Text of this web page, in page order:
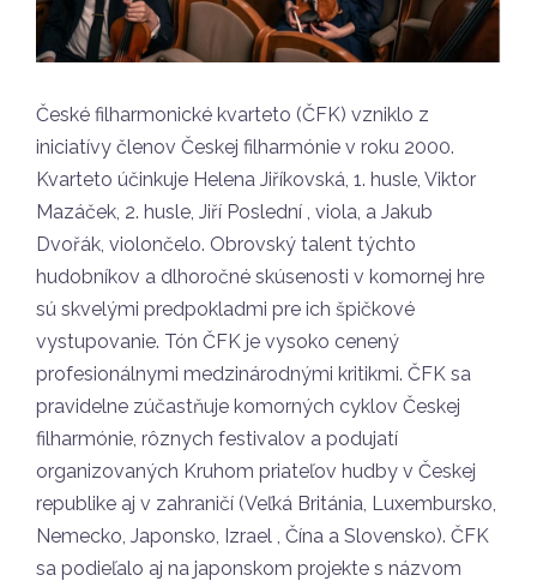
České filharmonické kvarteto (ČFK) vzniklo z
iniciatívy členov Českej filharmónie v roku 2000.
Kvarteto účinkuje Helena Jiříkovská, 1. husle, Viktor
Mazáček, 2. husle, Jiří Poslední , viola, a Jakub
Dvořák, violončelo. Obrovský talent týchto
hudobníkov a dlhoročné skúsenosti v komornej hre
sú skvelými predpokladmi pre ich špičkové
vystupovanie. Tón ČFK je vysoko cenený
profesionálnymi medzinárodnými kritikmi. ČFK sa
pravidelne zúčastňuje komorných cyklov Českej
filharmónie, rôznych festivalov a podujatí
organizovaných Kruhom priateľov hudby v Českej
republike aj v zahraničí (Veľká Británia, Luxembursko,
Nemecko, Japonsko, Izrael , Čína a Slovensko). ČFK
sa podieľalo aj na japonskom projekte s názvom